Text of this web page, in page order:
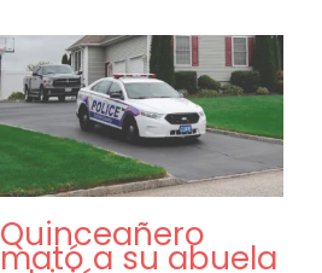
Quinceañero
mató a su abuela